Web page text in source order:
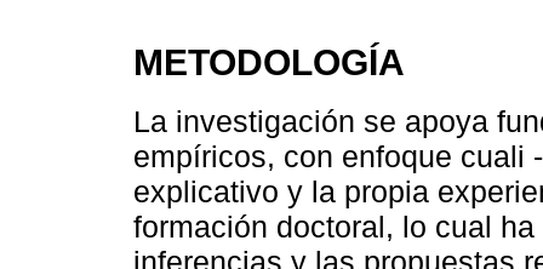
METODOLOGÍA
La investigación se apoya
empíricos, con enfoque cuali
explicativo y la propia
formación doctoral, lo cual
inferencias y las propuestas